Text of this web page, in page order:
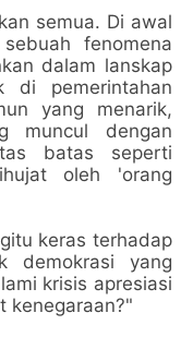
semua. Di awal
fenomena
dalam lanskap
di pemerintahan
yang menarik,
muncul dengan
batas seperti
oleh 'orang
keras terhadap
demokrasi yang
krisis apresiasi
kenegaraan?"